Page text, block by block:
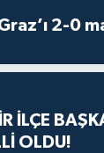
2-0
İLÇE
OLDU!